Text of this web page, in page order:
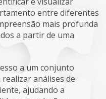
entre diferentes
mais profunda
a partir de uma
a um conjunto
análises de
ajudando a